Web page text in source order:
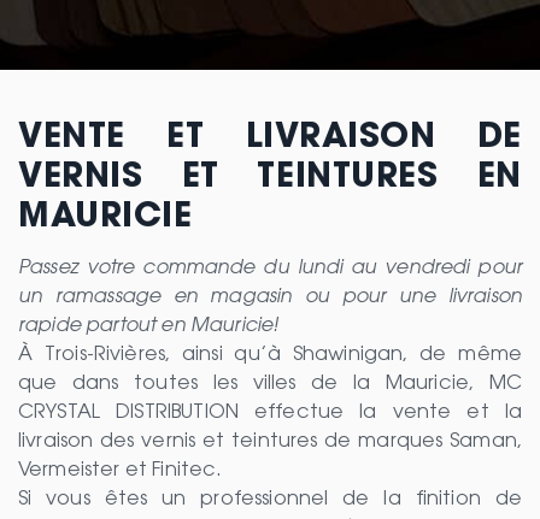
VENTE ET LIVRAISON DE
VERNIS ET TEINTURES EN
MAURICIE
Passez votre commande du lundi au vendredi pour
un ramassage en magasin ou pour une livraison
rapide partout en Mauricie!
À Trois-Rivières, ainsi qu’à Shawinigan, de même
que dans toutes les villes de la Mauricie, MC
CRYSTAL DISTRIBUTION effectue la vente et la
livraison des vernis et teintures de marques Saman,
Vermeister et Finitec.
Si vous êtes un professionnel de la finition de